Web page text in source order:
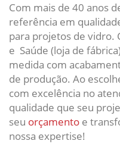
Com mais de 40 anos
referência em
para projetos de vidro.
e Saúde (loja de
medida com
de produção. Ao
com excelência no
qualidade que seu
seu orçamento e
nossa expertise!